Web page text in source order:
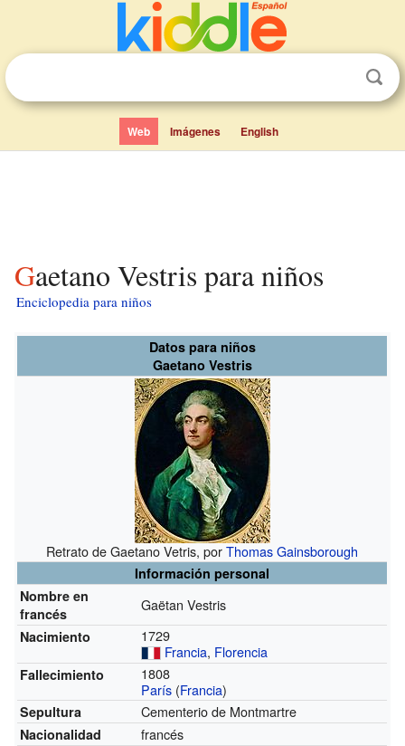
Web Imágenes English
Gaetano Vestris para niños
Enciclopedia para niños
Datos para niños
Gaetano Vestris
Retrato de Gaetano Vetris, porThomas Gainsborough
Información personal
Nombre en
francés
Gaëtan Vestris
Nacimiento
1729
Francia, Florencia
Fallecimiento
1808
París (Francia)
Sepultura Cementerio de Montmartre
Nacionalidad francés